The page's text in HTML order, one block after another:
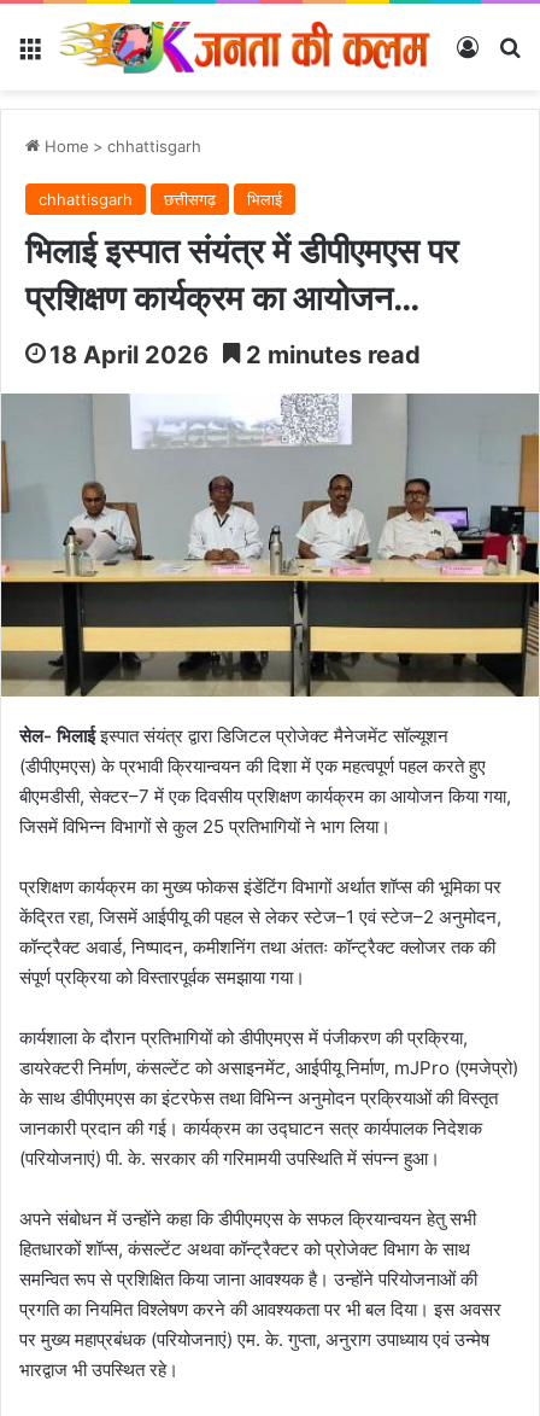
Menu Log In
Home > chhattisgarh
chhattisgarh छत्तीसगढ़ भिलाई
भिलाई इस्पात संयंत्र में डीपीएमएस पर
प्रशिक्षण कार्यक्रम का आयोजन…
18 April 2026 2 minutes read
सेल- भिलाईइस्पात संयंत्र द्वारा डिजिटल प्रोजेक्ट मैनेजमेंट सॉल्यूशन
(डीपीएमएस) के प्रभावी क्रियान्वयन की दिशा में एक महत्वपूर्ण पहल करते हुए
बीएमडीसी, सेक्टर–7 में एक दिवसीय प्रशिक्षण कार्यक्रम का आयोजन किया गया,
जिसमें विभिन्न विभागों से कुल 25 प्रतिभागियों ने भाग लिया।
प्रशिक्षण कार्यक्रम का मुख्य फोकस इंडेंटिंग विभागों अर्थात शॉप्स की भूमिका पर
केंद्रित रहा, जिसमें आईपीयू की पहल से लेकर स्टेज–1 एवं स्टेज–2 अनुमोदन,
कॉन्ट्रैक्ट अवार्ड, निष्पादन, कमीशनिंग तथा अंततः कॉन्ट्रैक्ट क्लोजर तक की
संपूर्ण प्रक्रिया को विस्तारपूर्वक समझाया गया।
कार्यशाला के दौरान प्रतिभागियों को डीपीएमएस में पंजीकरण की प्रक्रिया,
डायरेक्टरी निर्माण, कंसल्टेंट को असाइनमेंट, आईपीयू निर्माण, mJPro (एमजेप्रो)
के साथ डीपीएमएस का इंटरफेस तथा विभिन्न अनुमोदन प्रक्रियाओं की विस्तृत
जानकारी प्रदान की गई। कार्यक्रम का उद्घाटन सत्र कार्यपालक निदेशक
(परियोजनाएं) पी. के. सरकार की गरिमामयी उपस्थिति में संपन्न हुआ।
अपने संबोधन में उन्होंने कहा कि डीपीएमएस के सफल क्रियान्वयन हेतु सभी
हितधारकों शॉप्स, कंसल्टेंट अथवा कॉन्ट्रैक्टर को प्रोजेक्ट विभाग के साथ
समन्वित रूप से प्रशिक्षित किया जाना आवश्यक है। उन्होंने परियोजनाओं की
प्रगति का नियमित विश्लेषण करने की आवश्यकता पर भी बल दिया। इस अवसर
पर मुख्य महाप्रबंधक (परियोजनाएं) एम. के. गुप्ता, अनुराग उपाध्याय एवं उन्मेष
भारद्वाज भी उपस्थित रहे।